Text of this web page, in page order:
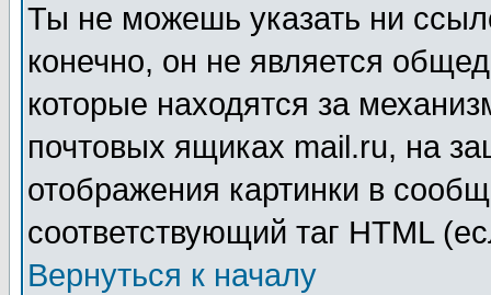
Ты не можешь указать ни
конечно, он не является
которые находятся за
почтовых ящиках mail.ru, на
отображения картинки в
соответствующий таг HTML
Вернуться к началу